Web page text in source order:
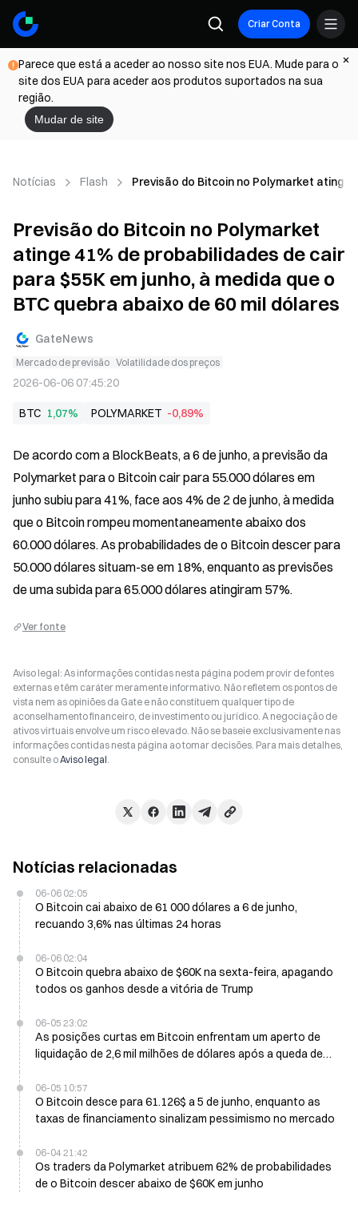
Criar Conta
Parece que está a aceder ao nosso site nos EUA. Mude para o
site dos EUA para aceder aos produtos suportados na sua
região.
Mudar de site
Notícias Flash Previsão do Bitcoin no Polymarket atinge
Previsão do Bitcoin no Polymarket
atinge 41% de probabilidades de cair
para $55K em junho, à medida que o
BTC quebra abaixo de 60 mil dólares
GateNews
Mercado de previsão Volatilidade dos preços
2026-06-06 07:45:20
BTC 1,07% POLYMARKET -0,89%
De acordo com a BlockBeats, a 6 de junho, a previsão da
Polymarket para o Bitcoin cair para 55.000 dólares em
junho subiu para 41%, face aos 4% de 2 de junho, à medida
que o Bitcoin rompeu momentaneamente abaixo dos
60.000 dólares. As probabilidades de o Bitcoin descer para
50.000 dólares situam-se em 18%, enquanto as previsões
de uma subida para 65.000 dólares atingiram 57%.
Ver fonte
Aviso legal: As informações contidas nesta página podem provir de fontes
externas e têm caráter meramente informativo. Não refletem os pontos de
vista nem as opiniões da Gate e não constituem qualquer tipo de
aconselhamento financeiro, de investimento ou jurídico. A negociação de
ativos virtuais envolve um risco elevado. Não se baseie exclusivamente nas
informações contidas nesta página ao tomar decisões. Para mais detalhes,
consulte oAviso legal.
Notícias relacionadas
06-06 02:05
O Bitcoin cai abaixo de 61 000 dólares a 6 de junho,
recuando 3,6% nas últimas 24 horas
06-06 02:04
O Bitcoin quebra abaixo de $60K na sexta-feira, apagando
todos os ganhos desde a vitória de Trump
06-05 23:02
As posições curtas em Bitcoin enfrentam um aperto de
liquidação de 2,6 mil milhões de dólares após a queda de
06-05 10:57
O Bitcoin desce para 61.126$ a 5 de junho, enquanto as
taxas de financiamento sinalizam pessimismo no mercado
06-04 21:42
Os traders da Polymarket atribuem 62% de probabilidades
de o Bitcoin descer abaixo de $60K em junho